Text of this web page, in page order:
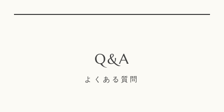
よくある質問